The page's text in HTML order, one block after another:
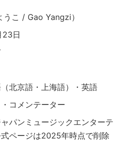
うこ / Gao Yangzi）
23日
北京語・上海語）・英語
コメンテーター
ャパンミュージックエンターテ
ページは2025年時点で削除